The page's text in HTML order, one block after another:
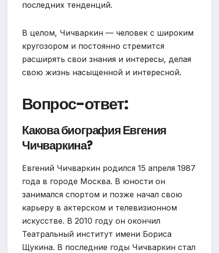
последних тенденций.
В целом, Чичваркин — человек с широким
кругозором и постоянно стремится
расширять свои знания и интересы, делая
свою жизнь насыщенной и интересной.
Вопрос-ответ:
Какова биография Евгения
Чичваркина?
Евгений Чичваркин родился 15 апреля 1987
года в городе Москва. В юности он
занимался спортом и позже начал свою
карьеру в актерском и телевизионном
искусстве. В 2010 году он окончил
Театральный институт имени Бориса
Щукина. В последние годы Чичваркин стал